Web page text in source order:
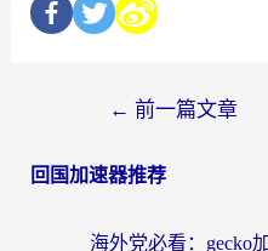
← 前一篇文章
回国加速器推荐